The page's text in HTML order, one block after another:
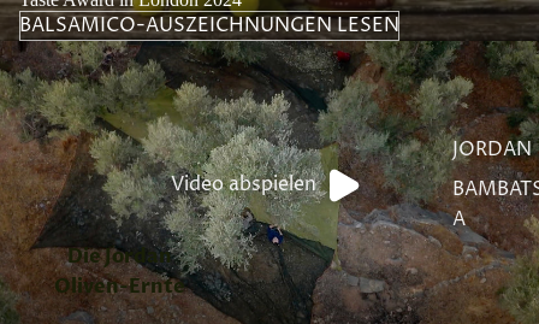
JORDAN
A
BALSAMICO-AUSZEICHNUNGEN LESEN
Die Jordan
Oliven-Ernte
Video abspielen